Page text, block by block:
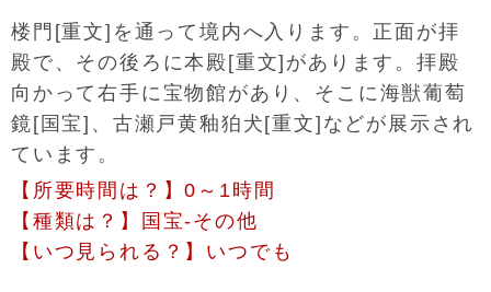
楼門[重文]を通って境内へ入ります。正面が拝
殿で、その後ろに本殿[重文]があります。拝殿
向かって右手に宝物館があり、そこに海獣葡萄
鏡[国宝]、古瀬戸黄釉狛犬[重文]などが展示され
ています。
【所要時間は？】0～1時間
【種類は？】国宝-その他
【いつ見られる？】いつでも